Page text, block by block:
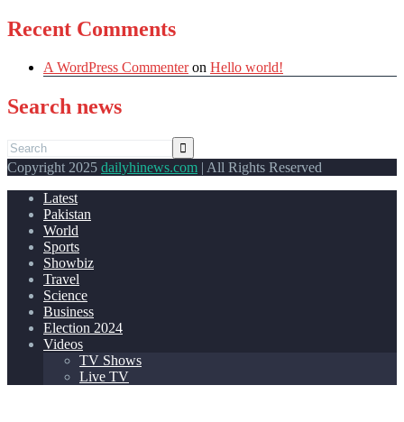
Recent Comments
A WordPress Commenteron Hello world!
Search news
Copyright 2025 dailyhinews.com | All Rights Reserved
Latest
Pakistan
World
Sports
Showbiz
Travel
Science
Business
Election 2024
Videos
TV Shows
Live TV